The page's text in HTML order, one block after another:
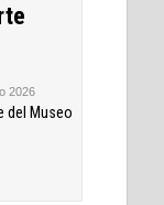
2026
del Museo